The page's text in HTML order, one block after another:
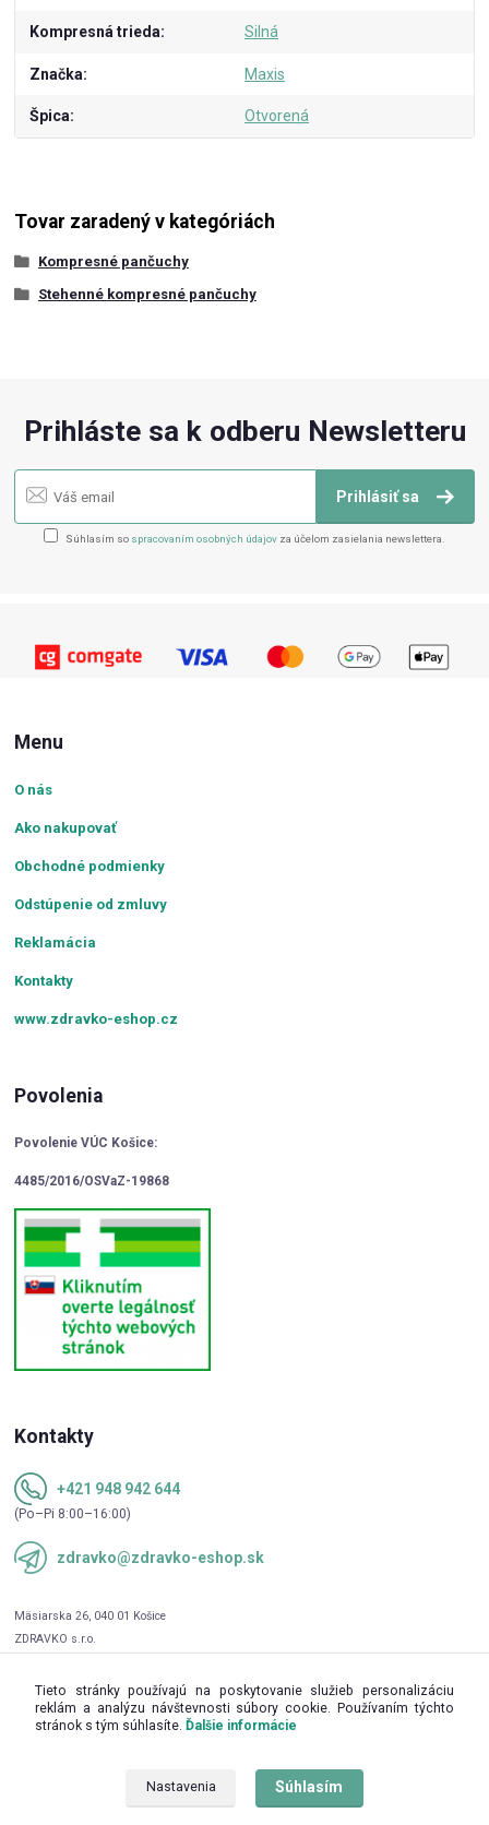
Kompresná trieda Silná
Značka Maxis
Špica Otvorená
Tovar zaradený v kategóriách
Kompresné pančuchy
Stehenné kompresné pančuchy
Prihláste sa k odberu Newsletteru
Prihlásiť sa
Súhlasím so spracovaním osobných údajov za účelom zasielania newslettera.
Menu
O nás
Ako nakupovať
Obchodné podmienky
Odstúpenie od zmluvy
Reklamácia
Kontakty
www.zdravko-eshop.cz
Povolenia
Povolenie VÚC Košice:
4485/2016/OSVaZ-19868
Kontakty
+421 948 942 644
(Po–Pi 8:00–16:00)
zdravko@zdravko-eshop.sk
Upravit sběr cookies.
Tieto stránky používajú na poskytovanie služieb personalizáciu
reklám a analýzu návštevnosti súbory cookie. Používaním týchto
stránok s tým súhlasíte. Ďalšie informácie
Nastavenia Súhlasím